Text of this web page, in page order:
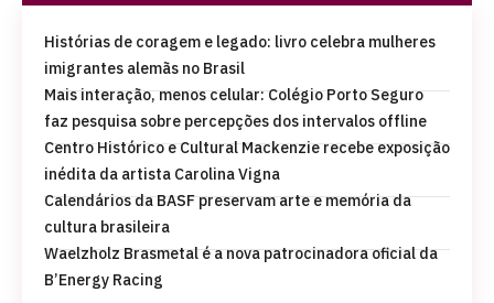
Histórias de coragem e legado: livro celebra mulheres
imigrantes alemãs no Brasil
Mais interação, menos celular: Colégio Porto Seguro
faz pesquisa sobre percepções dos intervalos offline
Centro Histórico e Cultural Mackenzie recebe exposição
inédita da artista Carolina Vigna
Calendários da BASF preservam arte e memória da
cultura brasileira
Waelzholz Brasmetal é a nova patrocinadora oficial da
B’Energy Racing